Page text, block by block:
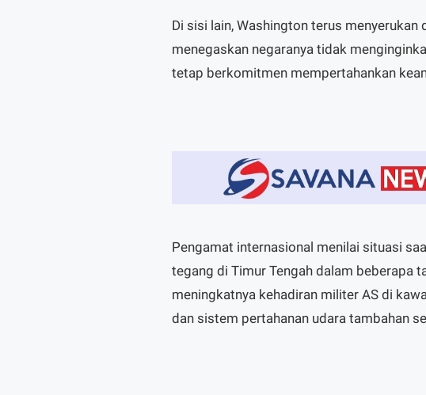
Di sisi lain, Washington terus
menegaskan negaranya tidak
tetap berkomitmen mempertahankan
Pengamat internasional menilai situasi
tegang di Timur Tengah dalam beberapa
meningkatnya kehadiran militer AS di
dan sistem pertahanan udara tambahan